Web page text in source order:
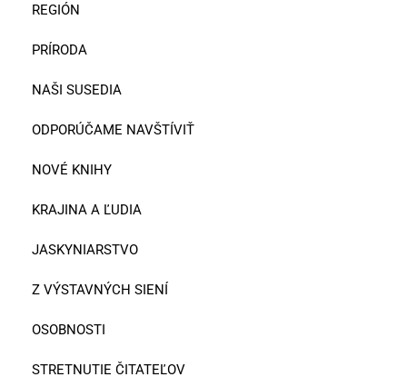
REGIÓN
PRÍRODA
NAŠI SUSEDIA
ODPORÚČAME NAVŠTÍVIŤ
NOVÉ KNIHY
KRAJINA A ĽUDIA
JASKYNIARSTVO
Z VÝSTAVNÝCH SIENÍ
OSOBNOSTI
STRETNUTIE ČITATEĽOV